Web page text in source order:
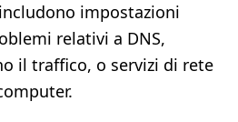
impostazioni
relativi a DNS,
il traffico, o servizi di rete